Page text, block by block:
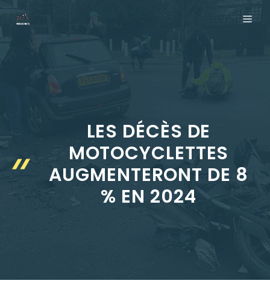
LES DÉCÈS DE
MOTOCYCLETTES
AUGMENTERONT DE 8
% EN 2024